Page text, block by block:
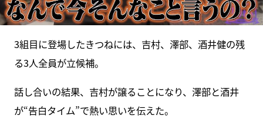
3組目に登場したきつねには、吉村、澤部、酒井健の残
る3人全員が立候補。
話し合いの結果、吉村が譲ることになり、澤部と酒井
が“告白タイム”で熱い思いを伝えた。